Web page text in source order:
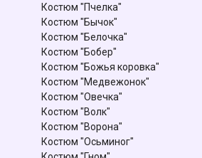
Костюм "Пчелка"
Костюм "Бычок"
Костюм "Белочка"
Костюм "Бобер"
Костюм "Божья коровка"
Костюм "Медвежонок"
Костюм "Овечка"
Костюм "Волк"
Костюм "Ворона"
Костюм "Осьминог"